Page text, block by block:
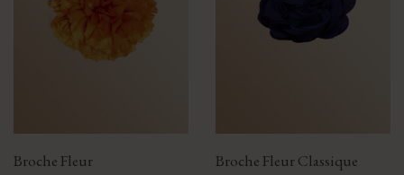
Broche Fleur Broche Fleur Classique